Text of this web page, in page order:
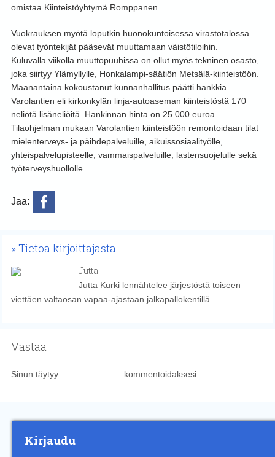
omistaa Kiinteistöyhtymä Romppanen.
Vuokrauksen myötä loputkin huonokuntoisessa virastotalossa
olevat työntekijät pääsevät muuttamaan väistötiloihin.
Kuluvalla viikolla muuttopuuhissa on ollut myös tekninen osasto,
joka siirtyy Ylämyllylle, Honkalampi-säätiön Metsälä-kiinteistöön.
Maanantaina kokoustanut kunnanhallitus päätti hankkia
Varolantien eli kirkonkylän linja-autoaseman kiinteistöstä 170
neliötä lisäneliöitä. Hankinnan hinta on 25 000 euroa.
Tilaohjelman mukaan Varolantien kiinteistöön remontoidaan tilat
mielenterveys- ja päihdepalveluille, aikuissosiaalityölle,
yhteispalvelupisteelle, vammaispalveluille, lastensuojelulle sekä
työterveyshuollolle.
Jaa:
Tietoa kirjoittajasta
Jutta
Jutta Kurki lennähtelee järjestöstä toiseen
viettäen valtaosan vapaa-ajastaan jalkapallokentillä.
Vastaa
Sinun täytyy kommentoidaksesi.
Kirjaudu